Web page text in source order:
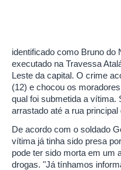
identificado como Bruno do
executado na Travessa
Leste da capital. O crime
(12) e chocou os
qual foi submetida a vítima.
arrastado até a rua
De acordo com o soldado
vítima já tinha sido presa
pode ter sido morta em um
drogas. "Já tínhamos